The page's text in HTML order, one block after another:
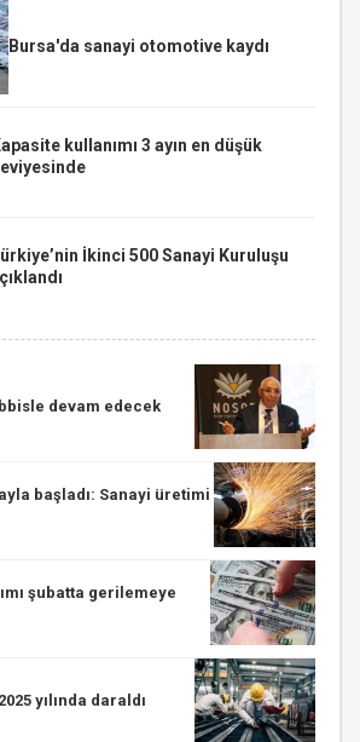
Bursa'da sanayi otomotive kaydı
kullanımı 3 ayın en düşük
İkinci 500 Sanayi Kuruluşu
devam edecek
başladı: Sanayi üretimi
şubatta gerilemeye
yılında daraldı